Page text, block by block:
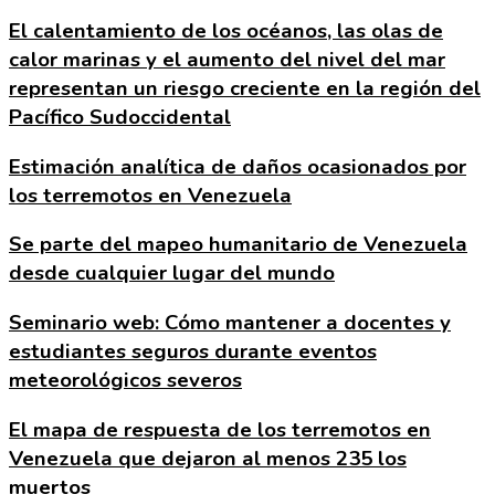
El calentamiento de los océanos, las olas de
calor marinas y el aumento del nivel del mar
representan un riesgo creciente en la región del
Pacífico Sudoccidental
Estimación analítica de daños ocasionados por
los terremotos en Venezuela
Se parte del mapeo humanitario de Venezuela
desde cualquier lugar del mundo
Seminario web: Cómo mantener a docentes y
estudiantes seguros durante eventos
meteorológicos severos
El mapa de respuesta de los terremotos en
Venezuela que dejaron al menos 235 los
muertos